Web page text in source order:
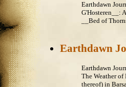
Earthdawn
G'Hosteren__:
__Bed of
Earthdawn
Earthdawn
The Weather of
thereof) in